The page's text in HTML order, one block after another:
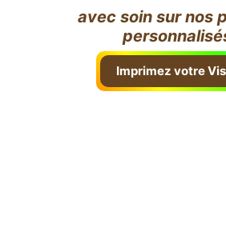
avec soin sur nos
Imprimez votre